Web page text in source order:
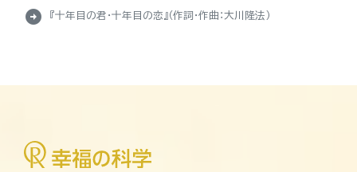
arrow_circle_right 『十年目の君・十年目の恋』（作詞・作曲：大川隆法）